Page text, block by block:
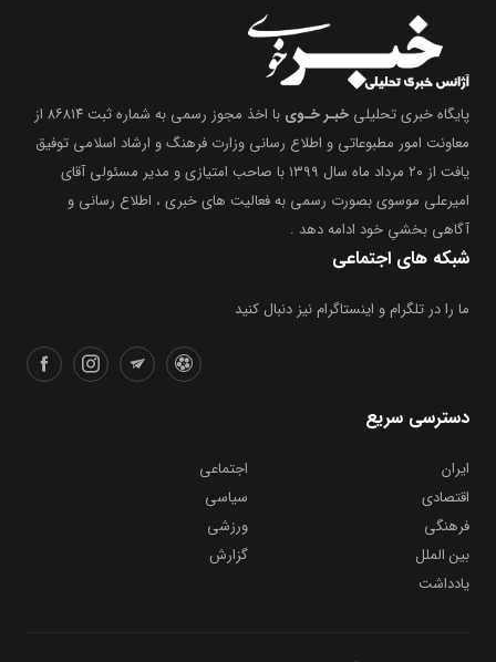
پایگاه خبری تحلیلی خبـر خـوی
با اخذ مجوز رسمی به شماره ثبت ۸۶۸۱۴ از
معاونت امور مطبوعاتی و اطلاع رسانی وزارت فرهنگ و ارشاد اسلامی توفیق
یافت از ۲۰ مرداد ماه سال ۱۳۹۹ با صاحب امتیازی و مدیر مسئولی آقای
امیرعلی موسوی بصورت رسمی به فعالیت های خبری ، اطلاع رسانی و
آگاهی بخشیِ خود ادامه دهد .
شبکه های اجتماعی
ما را در تلگرام و اینستاگرام نیز دنبال کنید
دسترسی سریع
ایران
اجتماعی
اقتصادی
سیاسی
فرهنگی
ورزشی
بین الملل
گزارش
یادداشت